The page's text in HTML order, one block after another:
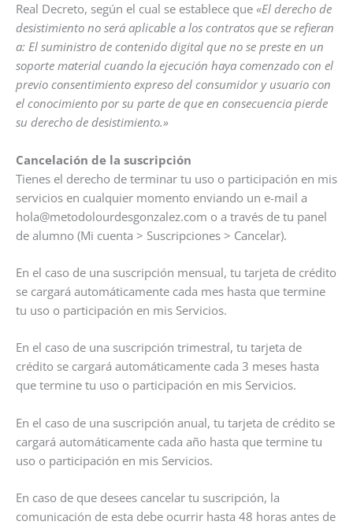
Real Decreto, según el cual se establece que «El derecho de
desistimiento no será aplicable a los contratos que se refieran
a: El suministro de contenido digital que no se preste en un
soporte material cuando la ejecución haya comenzado con el
previo consentimiento expreso del consumidor y usuario con
el conocimiento por su parte de que en consecuencia pierde
su derecho de desistimiento.»
Cancelación de la suscripción
Tienes el derecho de terminar tu uso o participación en mis
servicios en cualquier momento enviando un e-mail a
hola@metodolourdesgonzalez.com o a través de tu panel
de alumno (Mi cuenta > Suscripciones > Cancelar).
En el caso de una suscripción mensual, tu tarjeta de crédito
se cargará automáticamente cada mes hasta que termine
tu uso o participación en mis Servicios.
En el caso de una suscripción trimestral, tu tarjeta de
crédito se cargará automáticamente cada 3 meses hasta
que termine tu uso o participación en mis Servicios.
En el caso de una suscripción anual, tu tarjeta de crédito se
cargará automáticamente cada año hasta que termine tu
uso o participación en mis Servicios.
En caso de que desees cancelar tu suscripción, la
comunicación de esta debe ocurrir hasta 48 horas antes de